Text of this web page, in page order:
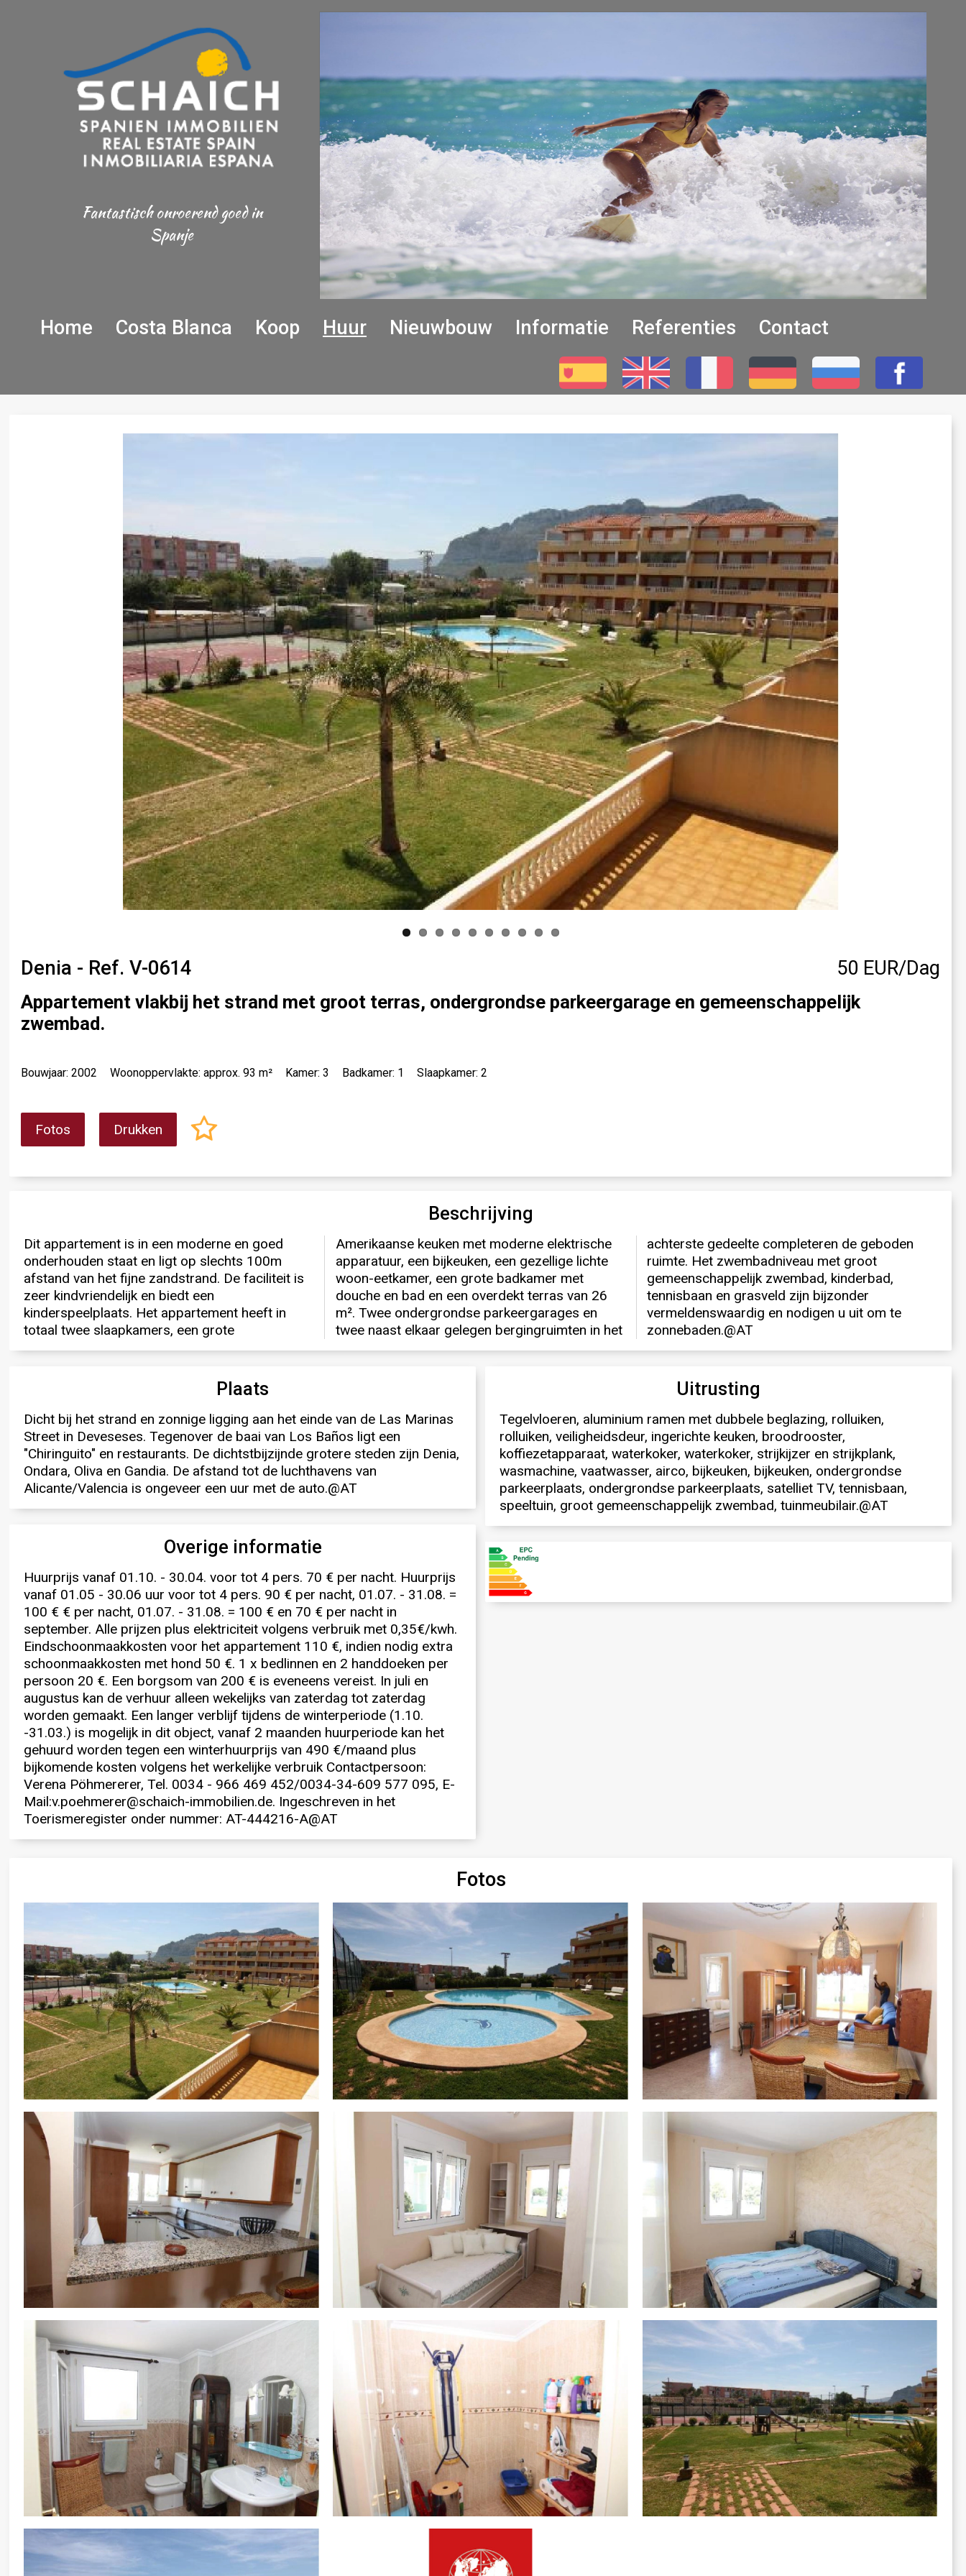
Fantastisch onroerend goed in
Spanje
Home Costa Blanca Koop Huur Nieuwbouw Informatie Referenties Contact
Denia - Ref. V-0614 50 EUR/Dag
Appartement vlakbij het strand met groot terras, ondergrondse parkeergarage en gemeenschappelijk
zwembad.
Bouwjaar: 2002 Woonoppervlakte: approx. 93 m² Kamer: 3 Badkamer: 1 Slaapkamer: 2
Fotos Drukken
Beschrijving
Dit appartement is in een moderne en goed
onderhouden staat en ligt op slechts 100m
afstand van het fijne zandstrand. De faciliteit is
zeer kindvriendelijk en biedt een
kinderspeelplaats. Het appartement heeft in
totaal twee slaapkamers, een grote
Amerikaanse keuken met moderne elektrische
apparatuur, een bijkeuken, een gezellige lichte
woon-eetkamer, een grote badkamer met
douche en bad en een overdekt terras van 26
m². Twee ondergrondse parkeergarages en
twee naast elkaar gelegen bergingruimten in het
achterste gedeelte completeren de geboden
ruimte. Het zwembadniveau met groot
gemeenschappelijk zwembad, kinderbad,
tennisbaan en grasveld zijn bijzonder
vermeldenswaardig en nodigen u uit om te
zonnebaden.@AT
Plaats
Dicht bij het strand en zonnige ligging aan het einde van de Las Marinas
Street in Deveseses. Tegenover de baai van Los Baños ligt een
"Chiringuito" en restaurants. De dichtstbijzijnde grotere steden zijn Denia,
Ondara, Oliva en Gandia. De afstand tot de luchthavens van
Alicante/Valencia is ongeveer een uur met de auto.@AT
Uitrusting
Tegelvloeren, aluminium ramen met dubbele beglazing, rolluiken,
rolluiken, veiligheidsdeur, ingerichte keuken, broodrooster,
koffiezetapparaat, waterkoker, waterkoker, strijkijzer en strijkplank,
wasmachine, vaatwasser, airco, bijkeuken, bijkeuken, ondergrondse
parkeerplaats, ondergrondse parkeerplaats, satelliet TV, tennisbaan,
speeltuin, groot gemeenschappelijk zwembad, tuinmeubilair.@AT
Overige informatie
Huurprijs vanaf 01.10. - 30.04. voor tot 4 pers. 70 € per nacht. Huurprijs
vanaf 01.05 - 30.06 uur voor tot 4 pers. 90 € per nacht, 01.07. - 31.08. =
100 € € per nacht, 01.07. - 31.08. = 100 € en 70 € per nacht in
september. Alle prijzen plus elektriciteit volgens verbruik met 0,35€/kwh.
Eindschoonmaakkosten voor het appartement 110 €, indien nodig extra
schoonmaakkosten met hond 50 €. 1 x bedlinnen en 2 handdoeken per
persoon 20 €. Een borgsom van 200 € is eveneens vereist. In juli en
augustus kan de verhuur alleen wekelijks van zaterdag tot zaterdag
worden gemaakt. Een langer verblijf tijdens de winterperiode (1.10.
-31.03.) is mogelijk in dit object, vanaf 2 maanden huurperiode kan het
gehuurd worden tegen een winterhuurprijs van 490 €/maand plus
bijkomende kosten volgens het werkelijke verbruik Contactpersoon:
Verena Pöhmererer, Tel. 0034 - 966 469 452/0034-34-609 577 095, E-
Mail:v.poehmerer@schaich-immobilien.de. Ingeschreven in het
Toerismeregister onder nummer: AT-444216-A@AT
Fotos